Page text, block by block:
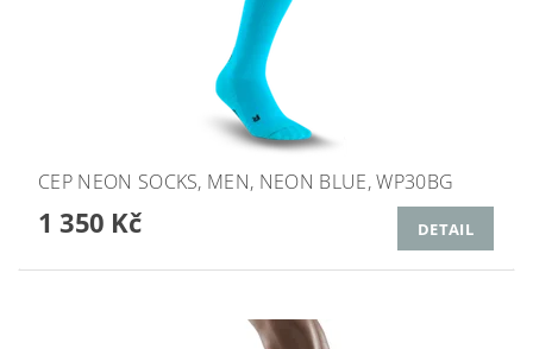
CEP NEON SOCKS, MEN, NEON BLUE, WP30BG
1 350 Kč DETAIL